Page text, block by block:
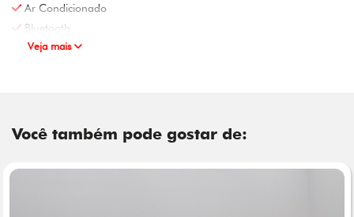
Ar Condicionado
Bluetooth
Veja mais
Você também pode gostar de: